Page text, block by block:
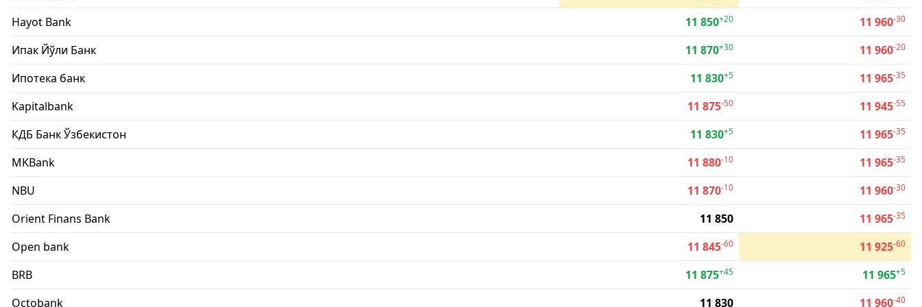
Hayot Bank 11 850+20 11 960-30
Ипак Йўли Банк 11 870+30 11 960-20
Ипотека банк 11 830+5 11 965-35
Kapitalbank 11 875-50 11 945-55
КДБ Банк Ўзбекистон 11 830+5 11 965-35
MKBank 11 880-10 11 965-35
NBU 11 870-10 11 960-30
Orient Finans Bank 11 850 11 965-35
Open bank 11 845-60 11 925-60
BRB 11 875+45 11 965+5
Octobank 11 830 11 960-40